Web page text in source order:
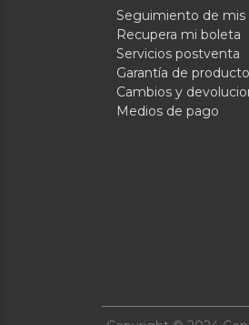
Seguimiento de mis
Recupera mi boleta
Servicios postventa
Garantía de producto
Cambios y
Medios de pago